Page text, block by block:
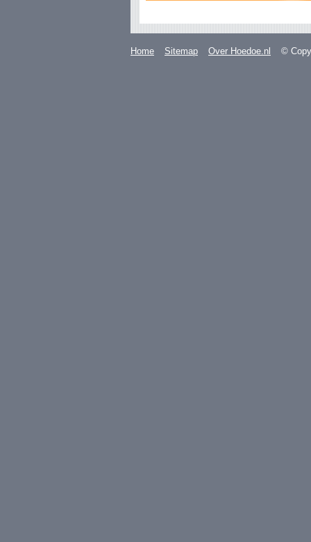
Home Sitemap Over Hoedoe.nl ©